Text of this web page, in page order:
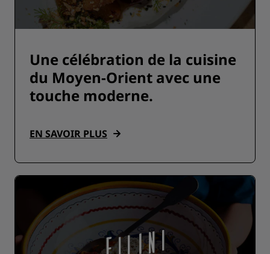
Une célébration de la cuisine
du Moyen-Orient avec une
touche moderne.
EN SAVOIR PLUS